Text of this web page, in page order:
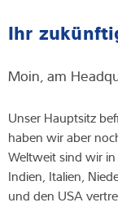
Ihr
Moin, am
Unser Hauptsitz
haben wir aber
Weltweit sind wir
Indien, Italien,
und den USA